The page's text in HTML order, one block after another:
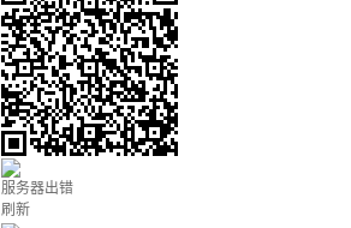
服务器出错
刷新